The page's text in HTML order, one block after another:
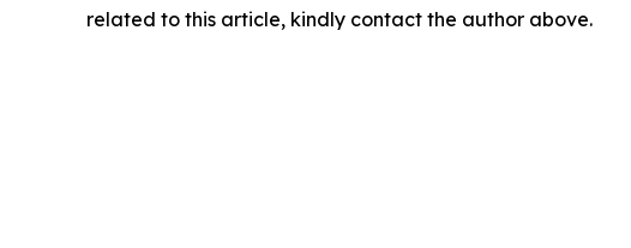
related to this article, kindly contact the author above.